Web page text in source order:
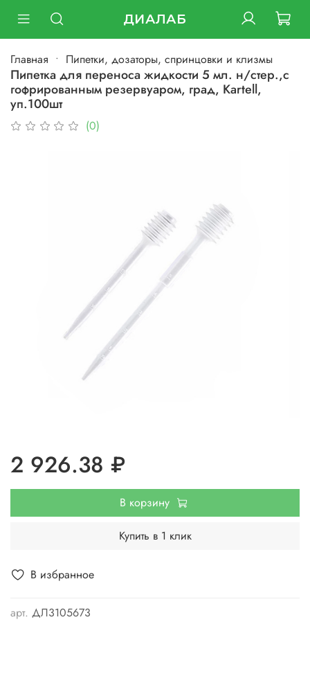
ДИАЛАБ
Главная Пипетки, дозаторы, спринцовки и клизмы
Пипетка для переноса жидкости 5 мл. н/стер.,с
гофрированным резервуаром, град, Kartell,
уп.100шт
(0)
В избранное
арт. ДЛ3105673
2 926.38 ₽
В корзину
Купить в 1 клик